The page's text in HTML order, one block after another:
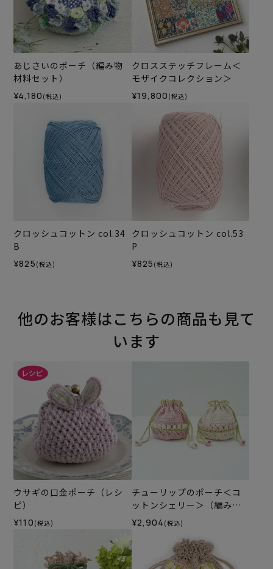
あじさいのポーチ（編み物
材料セット）
¥4,180 (税込)
クロスステッチフレーム＜
モザイクコレクション＞
¥19,800 (税込)
クロッシュコットン col.34
B
¥825 (税込)
クロッシュコットン col.53
P
¥825 (税込)
他のお客様はこちらの商品も見て
います
ウサギの口金ポーチ（レシ
ピ）
¥110 (税込)
チューリップのポーチ＜コ
ットンシェリー＞（編み物
材料セット）
¥2,904 (税込)